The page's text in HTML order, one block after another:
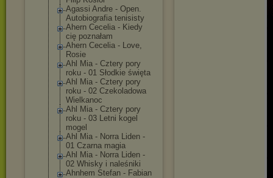
Agassi Andre - Open.
Autobiografia tenisisty
Ahern Cecelia - Kiedy
cię poznałam
Ahern Cecelia - Love,
Rosie
Ahl Mia - Cztery pory
roku - 01 Słodkie święta
Ahl Mia - Cztery pory
roku - 02 Czekoladowa
Wielkanoc
Ahl Mia - Cztery pory
roku - 03 Letni kogel
mogel
Ahl Mia - Norra Liden -
01 Czarna magia
Ahl Mia - Norra Liden -
02 Whisky i naleśniki
Ahnhem Stefan - Fabian